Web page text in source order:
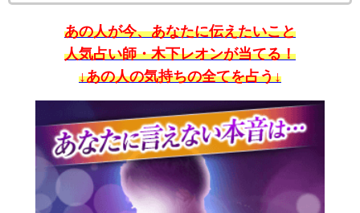
あの人が今、あなたに伝えたいこと
人気占い師・木下レオンが当てる！
↓あの人の気持ちの全てを占う↓